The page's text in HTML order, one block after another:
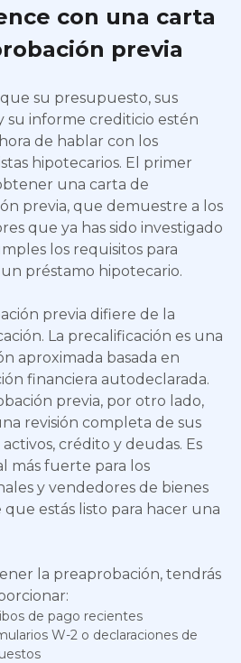
con una carta
previa
su presupuesto, sus
su informe crediticio estén
hora de hablar con los
hipotecarios. El primer
una carta de
previa, que demuestre a los
que ya has sido investigado
los requisitos para
préstamo hipotecario.
previa difiere de la
La precalificación es una
aproximada basada en
financiera autodeclarada.
previa, por otro lado,
revisión completa de sus
activos, crédito y deudas. Es
más fuerte para los
y vendedores de bienes
que estás listo para hacer una
la preaprobación, tendrás
de pago recientes
W-2 o declaraciones de